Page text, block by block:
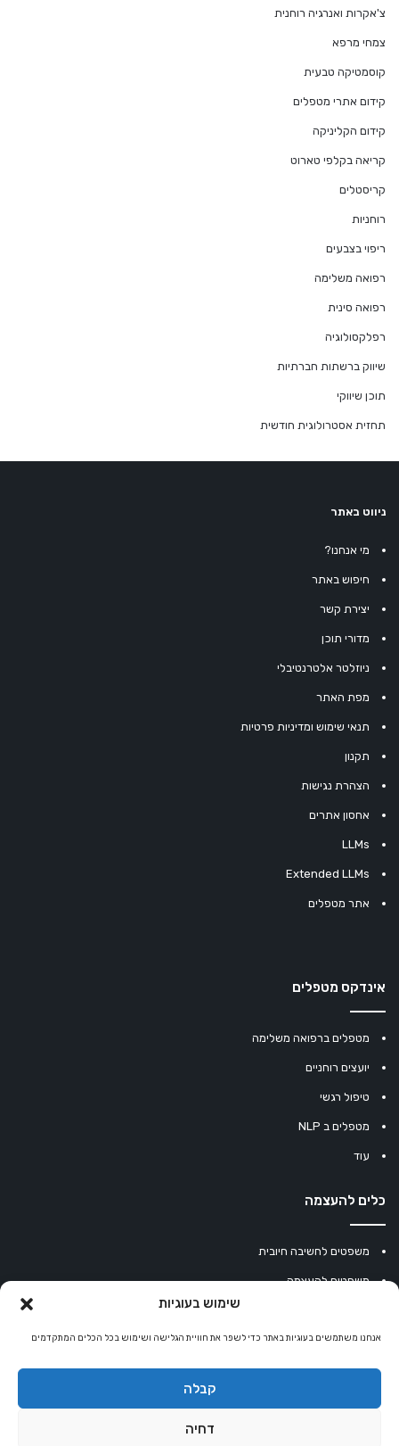
שימוש בעוגיות
אנחנו משתמשים בעוגיות באתר כדי לשפר את חוויית הגלישה ושימוש בכל הכלים המתקדמים
קבלה
דחיה
צ'אקרות ואנרגיה רוחנית
צמחי מרפא
קוסמטיקה טבעית
קידום אתרי מטפלים
קידום הקליניקה
קריאה בקלפי טארוט
קריסטלים
רוחניות
ריפוי בצבעים
רפואה משלימה
רפואה סינית
רפלקסולוגיה
שיווק ברשתות חברתיות
תוכן שיווקי
תחזית אסטרולוגית חודשית
ניווט באתר
מי אנחנו?
חיפוש באתר
יצירת קשר
מדורי תוכן
ניוזלטר אלטרנטיבלי
מפת האתר
תנאי שימוש ומדיניות פרטיות
תקנון
הצהרת נגישות
אחסון אתרים
LLMs
Extended LLMs
אתר מטפלים
אינדקס מטפלים
מטפלים ברפואה משלימה
יועצים רוחניים
טיפול רגשי
מטפלים ב NLP
עוד
כלים להעצמה
משפטים לחשיבה חיובית
משפטים להעצמה
מחשבון נומרולוגיה
קריסטלים למזלות